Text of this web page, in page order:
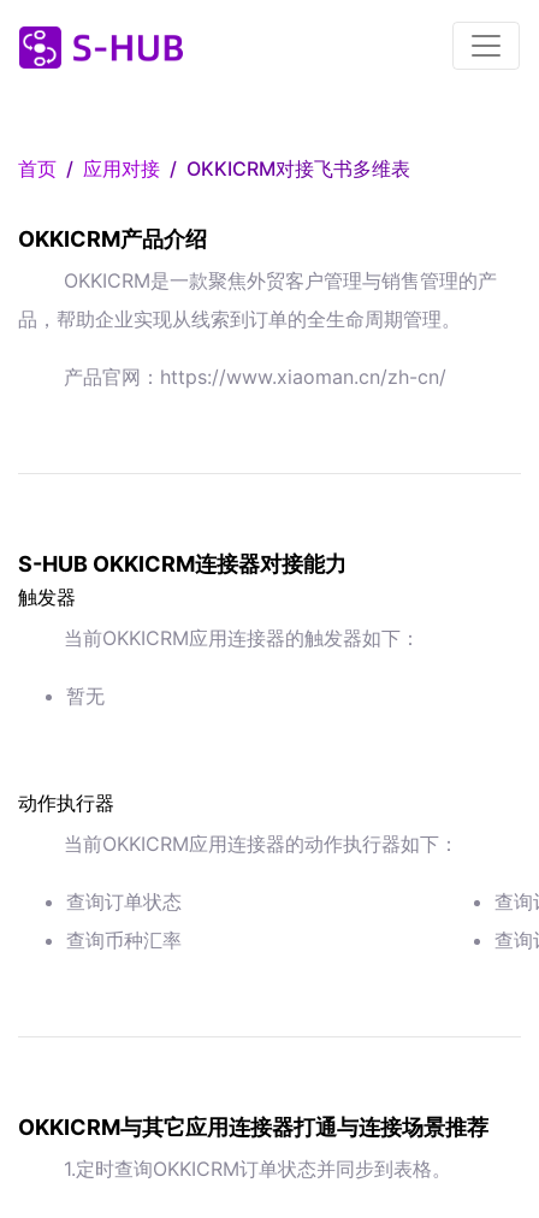
首页 应用对接 OKKICRM对接飞书多维表
OKKICRM产品介绍
OKKICRM是一款聚焦外贸客户管理与销售管理的产
品，帮助企业实现从线索到订单的全生命周期管理。
产品官网：https://www.xiaoman.cn/zh-cn/
S-HUB OKKICRM连接器对接能力
触发器
当前OKKICRM应用连接器的触发器如下：
暂无
动作执行器
当前OKKICRM应用连接器的动作执行器如下：
查询订单状态
查询币种汇率
查询
查询
OKKICRM与其它应用连接器打通与连接场景推荐
1.定时查询OKKICRM订单状态并同步到表格。